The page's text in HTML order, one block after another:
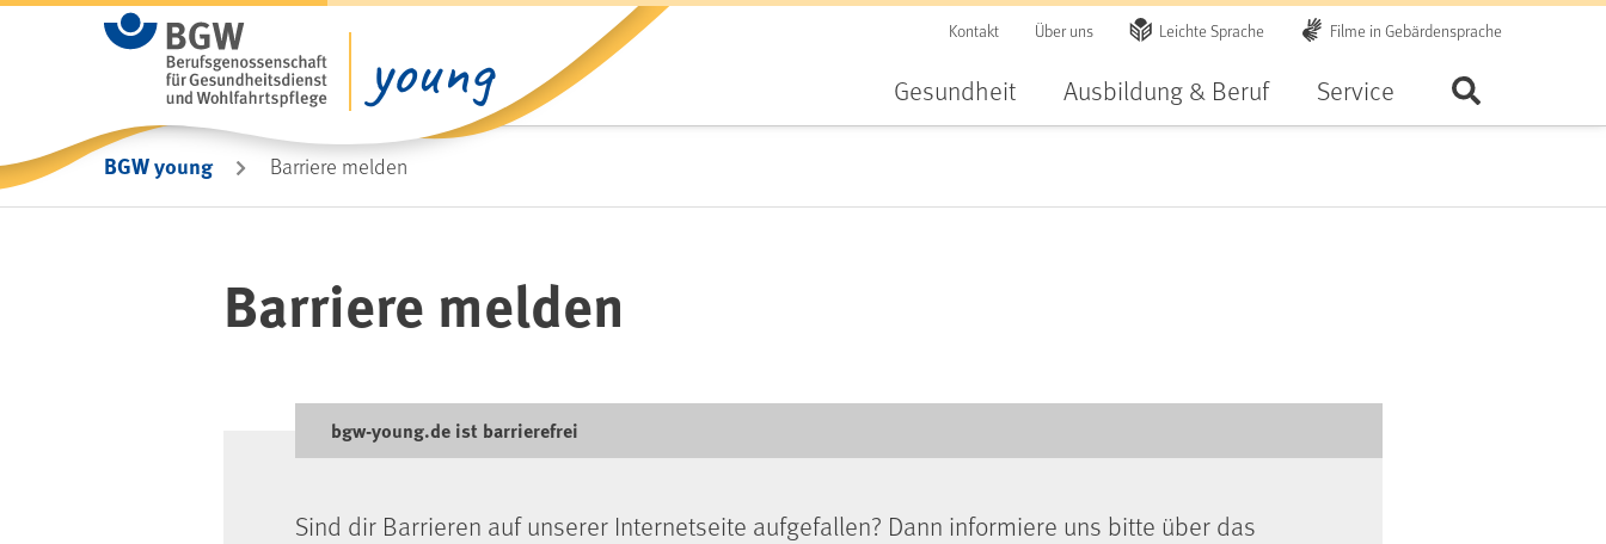
Zum Hauptinhalt springen Kontakt Über uns Leichte Sprache Filme in Gebärdensprache
Gesundheit Ausbildung & Beruf Service
BGW young Barriere melden
Barriere melden
bgw-young.de ist barrierefrei
Sind dir Barrieren auf unserer Internetseite aufgefallen? Dann informiere uns bitte über das